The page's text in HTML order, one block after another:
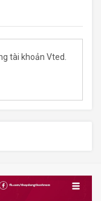
tài khoản Vted.